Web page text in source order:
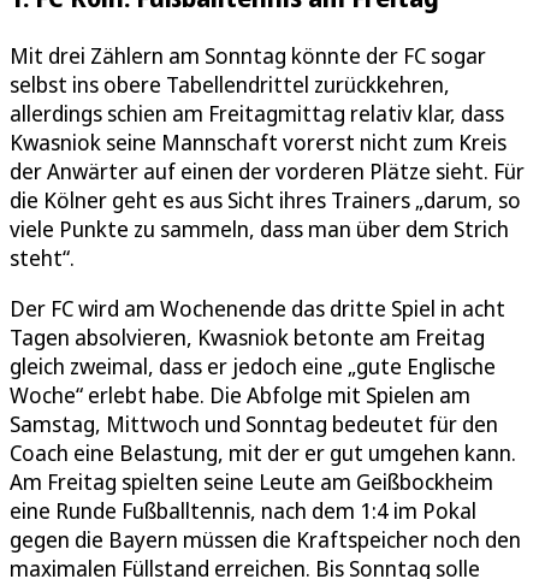
Mit drei Zählern am Sonntag könnte der FC sogar
selbst ins obere Tabellendrittel zurückkehren,
allerdings schien am Freitagmittag relativ klar, dass
Kwasniok seine Mannschaft vorerst nicht zum Kreis
der Anwärter auf einen der vorderen Plätze sieht. Für
die Kölner geht es aus Sicht ihres Trainers „darum, so
viele Punkte zu sammeln, dass man über dem Strich
steht“.
Der FC wird am Wochenende das dritte Spiel in acht
Tagen absolvieren, Kwasniok betonte am Freitag
gleich zweimal, dass er jedoch eine „gute Englische
Woche“ erlebt habe. Die Abfolge mit Spielen am
Samstag, Mittwoch und Sonntag bedeutet für den
Coach eine Belastung, mit der er gut umgehen kann.
Am Freitag spielten seine Leute am Geißbockheim
eine Runde Fußballtennis, nach dem 1:4 im Pokal
gegen die Bayern müssen die Kraftspeicher noch den
maximalen Füllstand erreichen. Bis Sonntag solle